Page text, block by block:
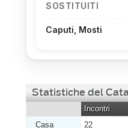
SOSTITUITI
Caputi, Mosti
Statistiche del
Incontri
Casa
22